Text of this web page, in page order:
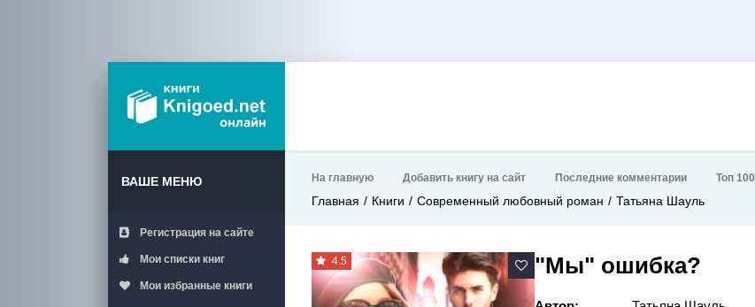
ВАШЕ МЕНЮ
Регистрация на сайте
Мои списки книг
Мои избранные книги
На главную Добавить книгу на сайт Последние комментарии Топ 100
Главная Книги Современный любовный роман Татьяна Шауль
4.5 "Мы" ошибка?